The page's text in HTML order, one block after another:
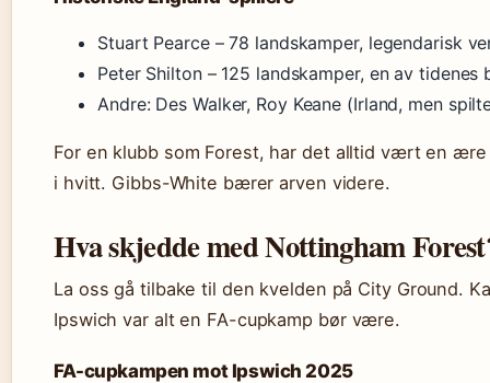
Stuart Pearce – 78 landskamper, legendarisk
Peter Shilton – 125 landskamper, en av tidenes
Andre: Des Walker, Roy Keane (Irland, men
For en klubb som Forest, har det alltid vært en
i hvitt. Gibbs-White bærer arven videre.
Hva skjedde med Nottingham
La oss gå tilbake til den kvelden på City Ground.
Ipswich var alt en FA-cupkamp bør være.
FA-cupkampen mot Ipswich 2025